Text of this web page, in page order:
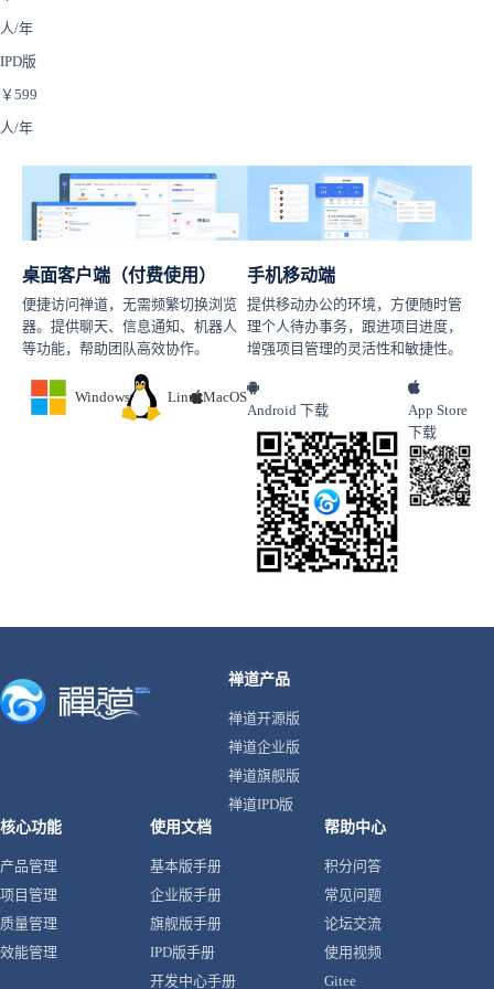
人/年
IPD版
￥599
人/年
桌面客户端（付费使用）
便捷访问禅道，无需频繁切换浏览
器。提供聊天、信息通知、机器人
等功能，帮助团队高效协作。
Windows LinuxMacOS
手机移动端
提供移动办公的环境，方便随时管
理个人待办事务，跟进项目进度，
增强项目管理的灵活性和敏捷性。
Android 下载
App Store
下载
禅道产品
禅道开源版
禅道企业版
禅道旗舰版
禅道IPD版
核心功能
产品管理
项目管理
质量管理
效能管理
使用文档
基本版手册
企业版手册
旗舰版手册
IPD版手册
开发中心手册
帮助中心
积分问答
常见问题
论坛交流
使用视频
Gitee